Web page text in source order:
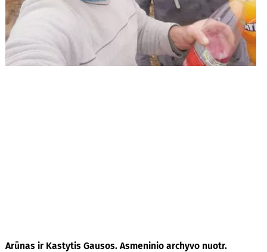
Arūnas ir Kastytis Gausos. Asmeninio archyvo nuotr.